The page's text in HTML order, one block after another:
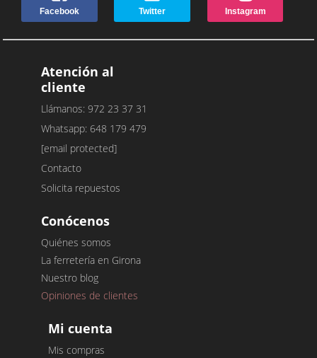
Facebook Twitter Instagram
Atención al
cliente
Llámanos: 972 23 37 31
Whatsapp: 648 179 479
[email protected]
Contacto
Solicita repuestos
Conócenos
Quiénes somos
La ferretería en Girona
Nuestro blog
Opiniones de clientes
Mi cuenta
Mis compras